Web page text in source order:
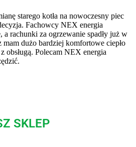
starego kotła na nowoczesny piec
Fachowcy NEX energia
rachunki za ogrzewanie spadły już w
dużo bardziej komfortowe ciepło
obsługą. Polecam NEX energia
SKLEP